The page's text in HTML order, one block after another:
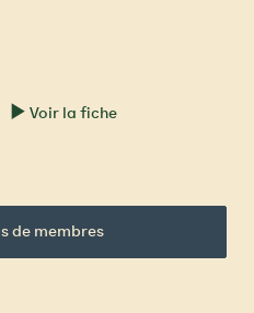
Voir la fiche
de membres